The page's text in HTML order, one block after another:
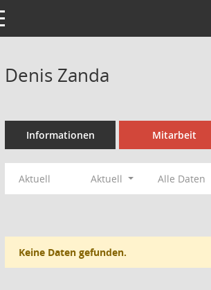
navigation
Denis Zanda
Informationen Mitarbeit
Aktuell Aktuell Alle Daten
Keine Daten gefunden.